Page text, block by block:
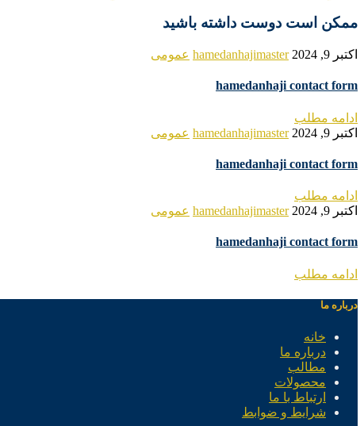
ممکن است دوست داشته باشید
اکتبر 9, 2024 hamedanhajimaster عمومی
hamedanhaji contact form
ادامه مطلب
اکتبر 9, 2024
hamedanhajimaster عمومی
hamedanhaji contact form
ادامه مطلب
اکتبر 9, 2024
hamedanhajimaster عمومی
hamedanhaji contact form
ادامه مطلب
درباره ما
خانه
درباره ما
مطالب
محصولات
ارتباط با ما
شرایط و ضوابط